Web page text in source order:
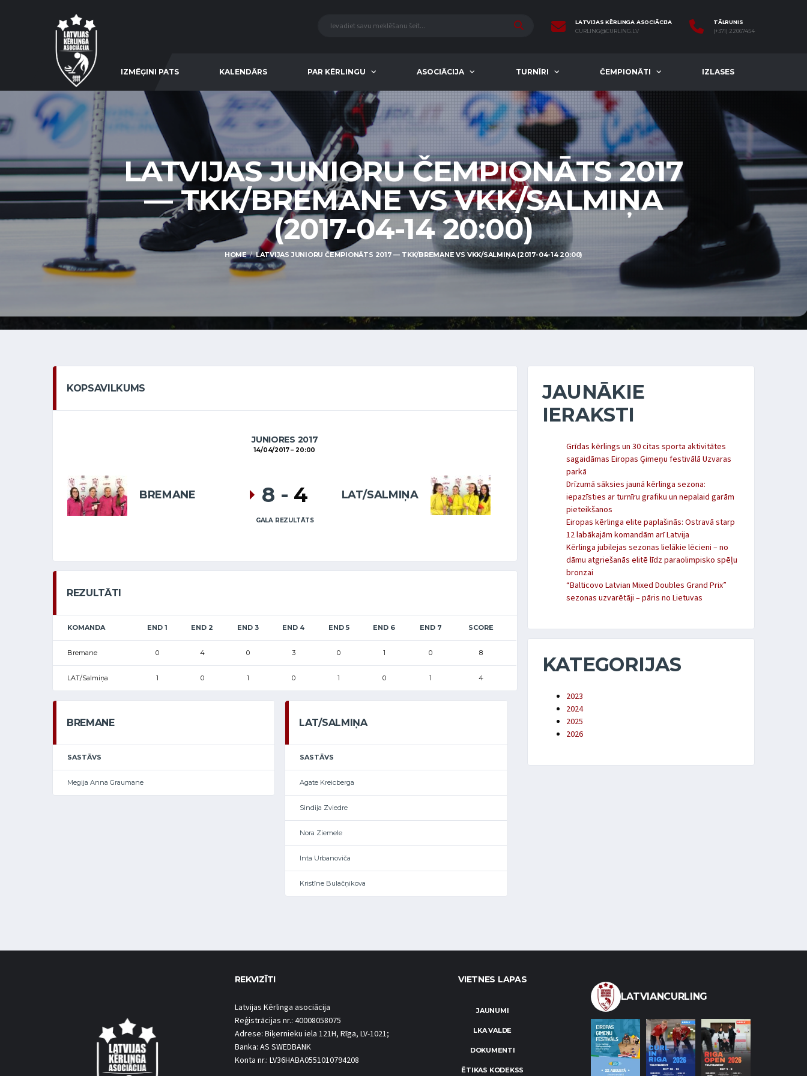
LATVIJAS KĒRLINGA ASOCIĀCIJA
CURLING@CURLING.LV
TĀLRUNIS
(+371) 22067454
IZMĒĢINI PATS KALENDĀRS PAR KĒRLINGU ASOCIĀCIJA TURNĪRI ČEMPIONĀTI IZLASES
LATVIJAS JUNIORU ČEMPIONĀTS 2017
— TKK/BREMANE VS VKK/SALMIŅA
(2017-04-14 20:00)
HOME LATVIJAS JUNIORU ČEMPIONĀTS 2017 — TKK/BREMANE VS VKK/SALMIŅA (2017-04-14 20:00)
KOPSAVILKUMS
JUNIORES 2017
14/04/2017 20:00
BREMANE LAT/SALMIŅA
8 - 4
GALA REZULTĀTS
REZULTĀTI
KOMANDA END 1 END 2 END 3 END 4 END 5 END 6 END 7 SCORE
Bremane 0 4 0 3 0 1 0 8
LAT/Salmiņa 1 0 1 0 1 0 1 4
BREMANE
SASTĀVS
Megija Anna Graumane
LAT/SALMIŅA
SASTĀVS
Agate Kreicberga
Sindija Zviedre
Nora Ziemele
Inta Urbanoviča
Kristīne Bulačņikova
JAUNĀKIE
IERAKSTI
Grīdas kērlings un 30 citas sporta aktivitātes
sagaidāmas Eiropas Ģimeņu festivālā Uzvaras
parkā
Drīzumā sāksies jaunā kērlinga sezona:
iepazīsties ar turnīru grafiku un nepalaid garām
pieteikšanos
Eiropas kērlinga elite paplašinās: Ostravā starp
12 labākajām komandām arī Latvija
Kērlinga jubilejas sezonas lielākie lēcieni – no
dāmu atgriešanās elitē līdz paraolimpisko spēļu
bronzai
“Balticovo Latvian Mixed Doubles Grand Prix”
sezonas uzvarētāji – pāris no Lietuvas
KATEGORIJAS
2023
2024
2025
2026
REKVIZĪTI
Latvijas Kērlinga asociācija
Reģistrācijas nr.: 40008058075
Adrese: Biķernieku iela 121H, Rīga, LV-1021;
Banka: AS SWEDBANK
Konta nr.: LV36HABA0551010794208
VIETNES LAPAS
JAUNUMI
LKA VALDE
DOKUMENTI
ĒTIKAS KODEKSS
LATVIANCURLING